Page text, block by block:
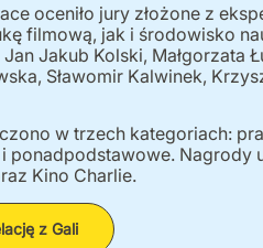
oceniło jury złożone z
filmową, jak i środowisko
Jakub Kolski, Małgorzata
Sławomir Kalwinek,
w trzech kategoriach:
ponadpodstawowe. Nagrody
Kino Charlie.
z Gali